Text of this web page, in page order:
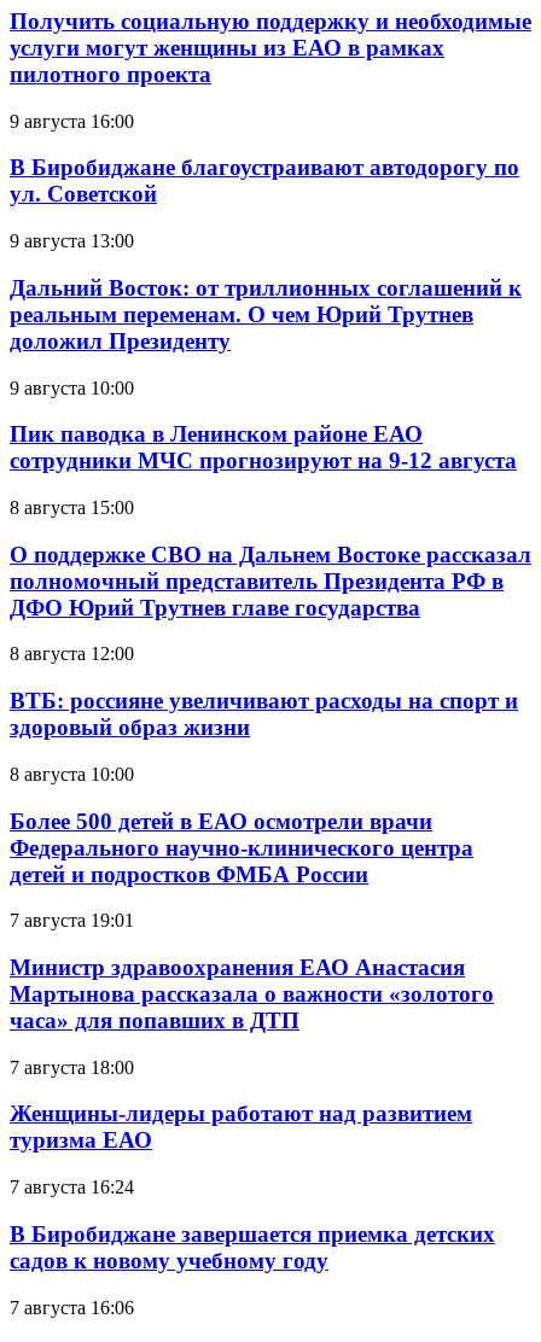
Получить социальную поддержку и необходимые
услуги могут женщины из ЕАО в рамках
пилотного проекта
9 августа 16:00
В Биробиджане благоустраивают автодорогу по
ул. Советской
9 августа 13:00
Дальний Восток: от триллионных соглашений к
реальным переменам. О чем Юрий Трутнев
доложил Президенту
9 августа 10:00
Пик паводка в Ленинском районе ЕАО
сотрудники МЧС прогнозируют на 9-12 августа
8 августа 15:00
О поддержке СВО на Дальнем Востоке рассказал
полномочный представитель Президента РФ в
ДФО Юрий Трутнев главе государства
8 августа 12:00
ВТБ: россияне увеличивают расходы на спорт и
здоровый образ жизни
8 августа 10:00
Более 500 детей в ЕАО осмотрели врачи
Федерального научно-клинического центра
детей и подростков ФМБА России
7 августа 19:01
Министр здравоохранения ЕАО Анастасия
Мартынова рассказала о важности «золотого
часа» для попавших в ДТП
7 августа 18:00
Женщины-лидеры работают над развитием
туризма ЕАО
7 августа 16:24
В Биробиджане завершается приемка детских
садов к новому учебному году
7 августа 16:06